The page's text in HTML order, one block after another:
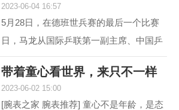
2023-06-04 16:57
5月28日，在德班世兵赛的最后一个比赛
日，马龙从国际乒联第一副主席、中国乒
协主席刘国梁的手中接过了复刻圣勃莱德
杯，这是对他从2015...
带着童心看世界，来只不一样
2023-06-02 15:00
[腕表之家 腕表推荐] 童心不是年龄，是态